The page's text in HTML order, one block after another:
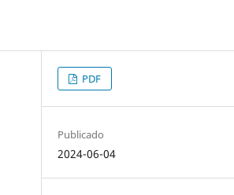
PDF
Publicado
2024-06-04